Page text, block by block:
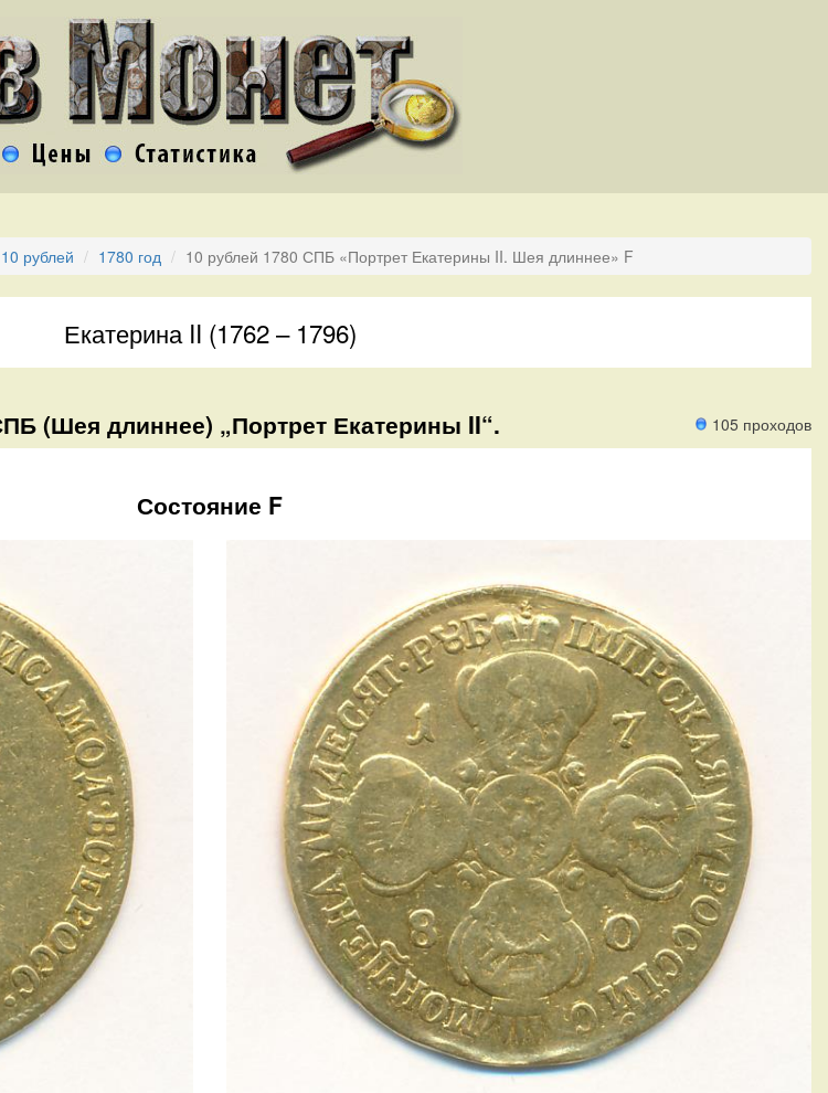
10 рублей 1780 год 10 рублей 1780 СПБ «Портрет Екатерины II. Шея длиннее» F
Екатерина II (1762 – 1796)
105 проходов
(Шея длиннее) „Портрет Екатерины II“.
Состояние F